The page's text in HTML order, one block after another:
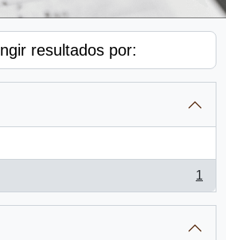
resultados por:
1